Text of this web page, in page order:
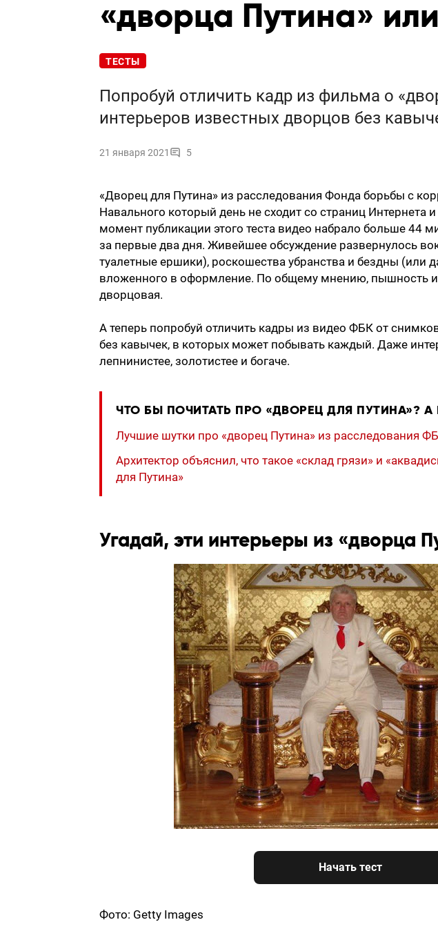
«дворца Путина»
ТЕСТЫ
Попробуй отличить кадр из фильма о
интерьеров известных дворцов без
21 января 2021 5
«Дворец для Путина» из расследования Фонда борьбы с
Навального который день не сходит со страниц Интернета
момент публикации этого теста видео набрало больше 44
за первые два дня. Живейшее обсуждение развернулось
туалетные ершики), роскошества убранства и бездны (или
вложенного в оформление. По общему мнению, пышность
дворцовая.
А теперь попробуй отличить кадры из видео ФБК от
без кавычек, в которых может побывать каждый. Даже
лепнинистее, золотистее и богаче.
ЧТО БЫ ПОЧИТАТЬ ПРО «ДВОРЕЦ ДЛЯ ПУТИНА»? А
Лучшие шутки про «дворец Путина» из расследования
Архитектор объяснил, что такое «склад грязи» и
для Путина»
Угадай, эти интерьеры из «дворца
Начать тест
Фото: Getty Images